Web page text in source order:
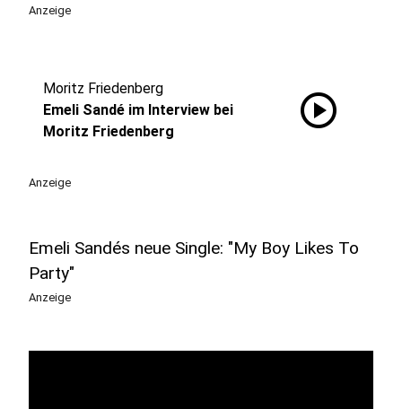
Anzeige
Moritz Friedenberg
Emeli Sandé im Interview bei
Moritz Friedenberg
play_circle
Anzeige
Emeli Sandés neue Single: "My Boy Likes To
Party"
Anzeige